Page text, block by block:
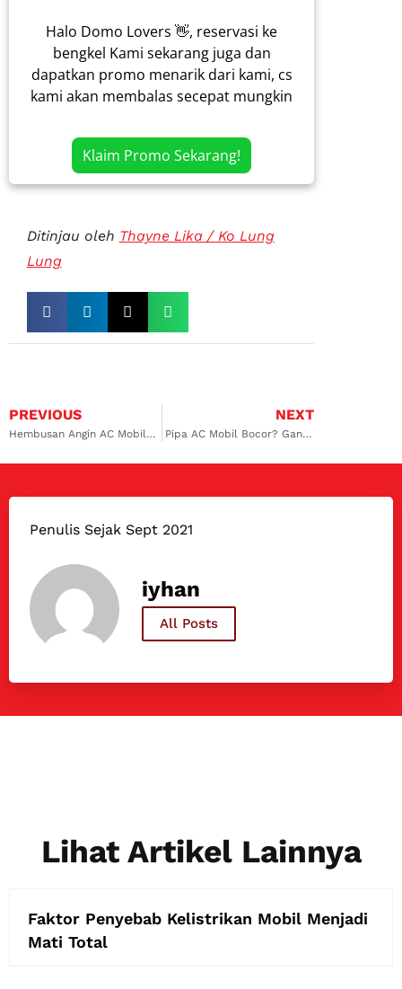
Halo Domo Lovers 👋, reservasi ke
bengkel Kami sekarang juga dan
dapatkan promo menarik dari kami, cs
kami akan membalas secepat mungkin
Klaim Promo Sekarang!
Ditinjau oleh Thayne Lika / Ko Lung
Lung
PREVIOUS
Hembusan Angin AC Mobil Anda Kecil? Kunjungi Service AC Mobil Mobilio Cilandak Untuk Solusi Terbaik!
NEXT
Pipa AC Mobil Bocor? Ganti Sekarang di Bengkel Kalimalang Terpercaya
Penulis Sejak Sept 2021
iyhan
All Posts
Lihat Artikel Lainnya
Faktor Penyebab Kelistrikan Mobil Menjadi
Mati Total